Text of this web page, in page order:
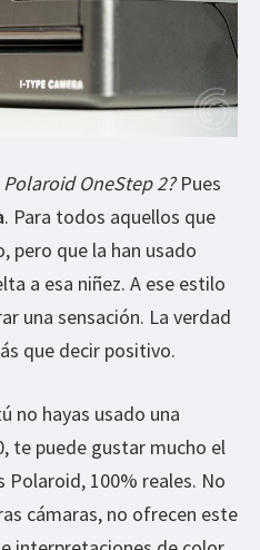
OneStep 2?Pues
. Para todos aquellos que
pero que la han usado
a esa niñez. A ese estilo
una sensación. La verdad
que decir positivo.
no hayas usado una
te puede gustar mucho el
100% reales. No
cámaras, no ofrecen este